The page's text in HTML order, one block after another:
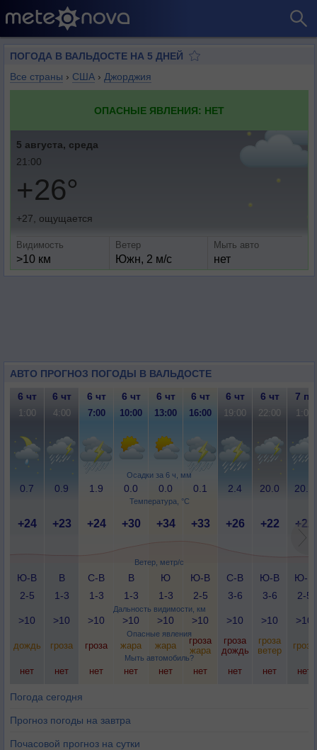
ПОГОДА В ВАЛЬДОСТЕ НА 5 ДНЕЙ
Все страны › США › Джорджия
ОПАСНЫЕ ЯВЛЕНИЯ: НЕТ
5 августа, среда
21:00
+26°
+27, ощущается
Видимость
>10 км
Ветер
Южн, 2 м/с
Мыть авто
нет
АВТО ПРОГНОЗ ПОГОДЫ В ВАЛЬДОСТЕ
Осадки за 6 ч, мм
Температура, °C
Ветер, метр/с
Дальность видимости, км
Опасные явления
Мыть автомобиль?
6 чт 6 чт 6 чт 6 чт 6 чт 6 чт 6 чт 6 чт 7 пт
1:00 4:00 7:00 10:00 13:00 16:00 19:00 22:00 1:00
0.7 0.9 1.9 0.0 0.0 0.1 2.4 20.0 20.2
+24 +23 +24 +30 +34 +33 +26 +22 +22
Ю-В
2-5
В
1-3
С-В
1-3
В
1-3
Ю
1-3
Ю-В
2-5
С-В
3-6
Ю-В
3-6
Ю-В
2-5
>10 >10 >10 >10 >10 >10 >10 >10 >10
дождь гроза гроза жара жара
гроза
жара
гроза
дождь
гроза
ветер
гроза
нет нет нет нет нет нет нет нет нет
Погода сегодня
Прогноз погоды на завтра
Почасовой прогноз на сутки